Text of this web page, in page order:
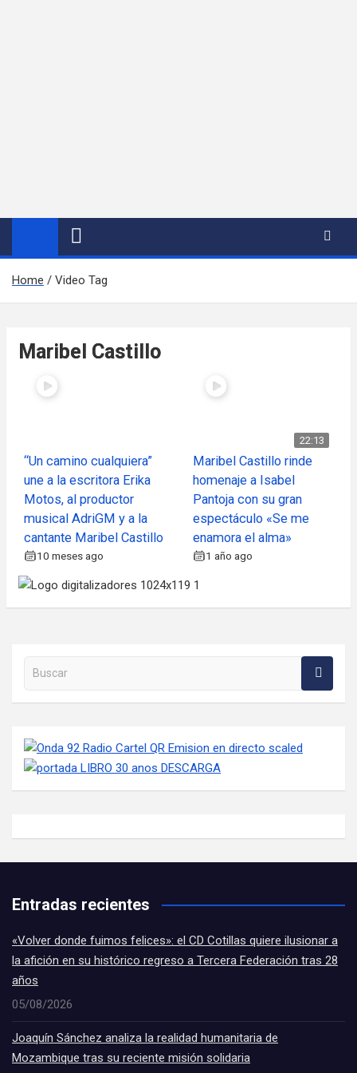
Home Video Tag
Maribel Castillo
“Un camino cualquiera”
une a la escritora Erika
Motos, al productor
musical AdriGM y a la
cantante Maribel Castillo
10 meses ago
22:13
Maribel Castillo rinde
homenaje a Isabel
Pantoja con su gran
espectáculo «Se me
enamora el alma»
1 año ago
Buscar en la web
Entradas recientes
«Volver donde fuimos felices»: el CD Cotillas quiere ilusionar a
la afición en su histórico regreso a Tercera Federación tras 28
años
05/08/2026
Joaquín Sánchez analiza la realidad humanitaria de
Mozambique tras su reciente misión solidaria